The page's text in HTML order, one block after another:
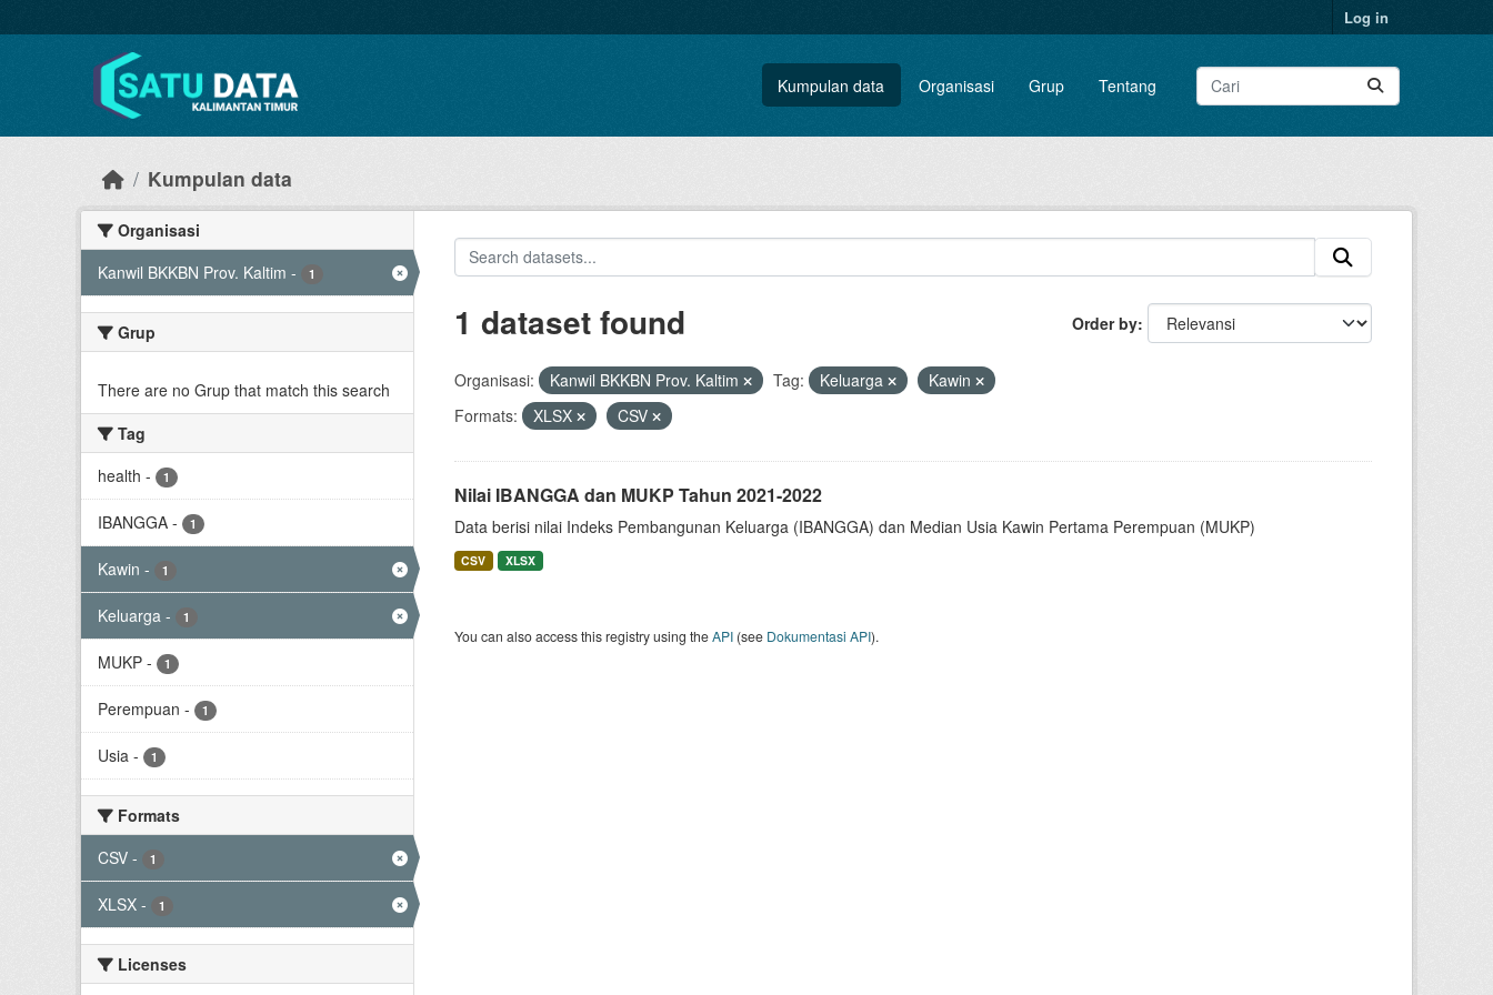
Log in
Kumpulan data Organisasi Grup Tentang
Kumpulan data
Organisasi
Kanwil BKKBN Prov. Kaltim - 1
Grup
There are no Grup that match this search
Tag
health - 1
IBANGGA - 1
Kawin - 1
Keluarga - 1
MUKP - 1
Perempuan - 1
Usia - 1
Formats
CSV - 1
XLSX - 1
Licenses
Order by
1 dataset found
Organisasi: Kanwil BKKBN Prov. Kaltim Tag: Keluarga
Kawin
Formats:
XLSX CSV
Nilai IBANGGA dan MUKP Tahun 2021-2022
Data berisi nilai Indeks Pembangunan Keluarga (IBANGGA) dan Median Usia Kawin Pertama Perempuan (MUKP)
CSV XLSX
You can also access this registry using theAPI(see Dokumentasi API).